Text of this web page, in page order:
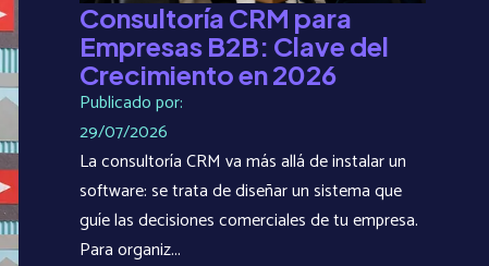
Consultoría CRM para
Empresas B2B: Clave del
Crecimiento en 2026
Publicado por:
29/07/2026
La consultoría CRM va más allá de instalar un
software: se trata de diseñar un sistema que
guíe las decisiones comerciales de tu empresa.
Para organiz...